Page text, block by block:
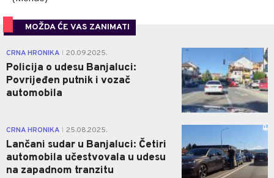
MOŽDA ĆE VAS ZANIMATI
CRNA HRONIKA 20.09.2025.
Policija o udesu Banjaluci:
Povrijeđen putnik i vozač
automobila
1
CRNA HRONIKA 25.08.2025.
Lančani sudar u Banjaluci: Četiri
automobila učestvovala u udesu
na zapadnom tranzitu
0